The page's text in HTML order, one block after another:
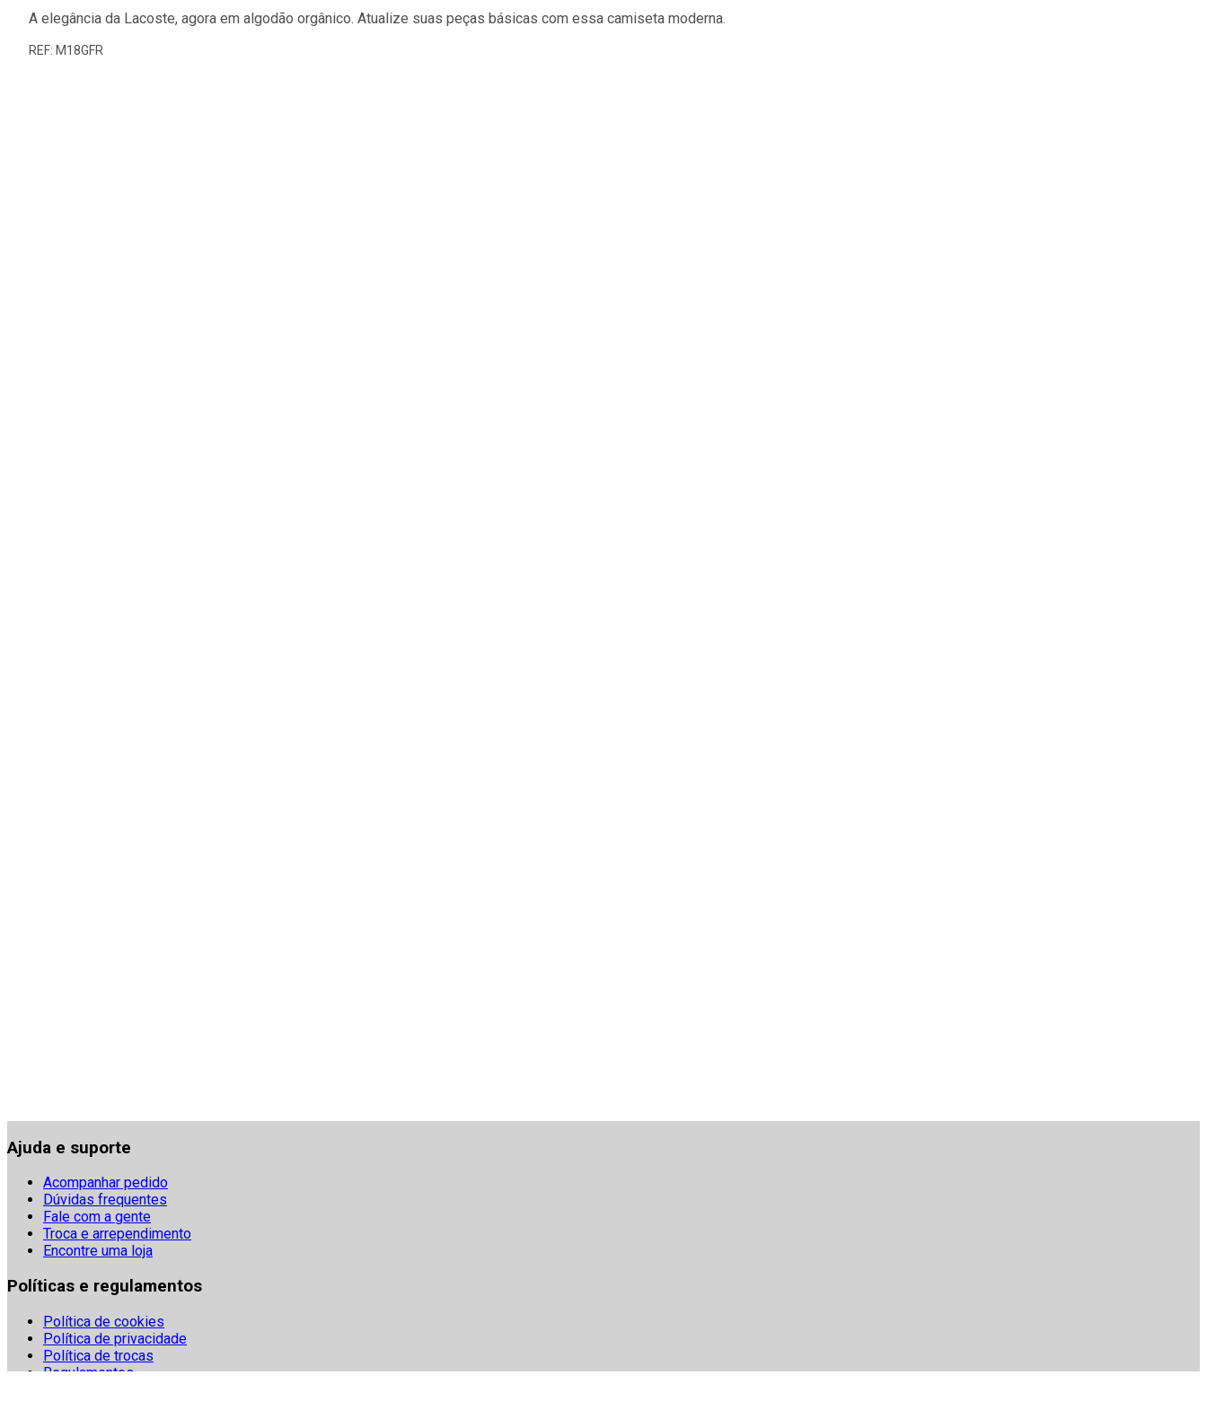
A elegância da Lacoste, agora em algodão orgânico. Atualize suas peças básicas com essa camiseta moderna.
REF: M18GFR
Ajuda e suporte
Acompanhar pedido
Dúvidas frequentes
Fale com a gente
Troca e arrependimento
Encontre uma loja
Políticas e regulamentos
Política de cookies
Política de privacidade
Política de trocas
Regulamentos